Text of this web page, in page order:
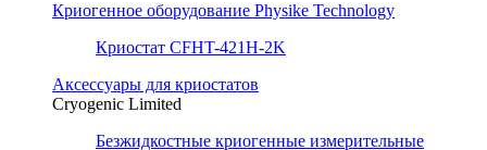
Криогенное оборудование Physike Technology
Криостат CFHT-421H-2K
Аксессуары для криостатов
Cryogenic Limited
Безжидкостные криогенные измерительные